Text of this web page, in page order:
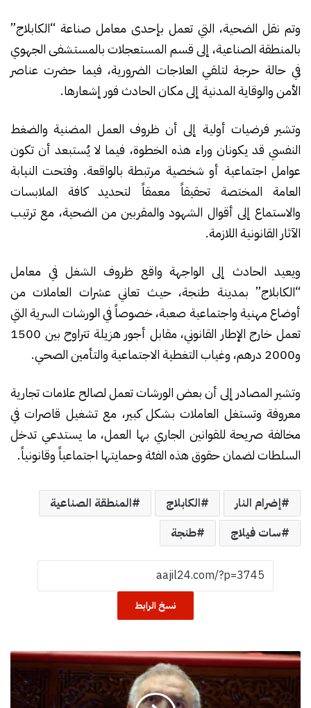
وتم نقل الضحية، التي تعمل بإحدى معامل صناعة “الكابلاج”
بالمنطقة الصناعية، إلى قسم المستعجلات بالمستشفى الجهوي
في حالة حرجة لتلقي العلاجات الضرورية، فيما حضرت عناصر
الأمن والوقاية المدنية إلى مكان الحادث فور إشعارها.
وتشير فرضيات أولية إلى أن ظروف العمل المضنية والضغط
النفسي قد يكونان وراء هذه الخطوة، فيما لا يُستبعد أن تكون
عوامل اجتماعية أو شخصية مرتبطة بالواقعة. وفتحت النيابة
العامة المختصة تحقيقاً معمقاً لتحديد كافة الملابسات
والاستماع إلى أقوال الشهود والمقربين من الضحية، مع ترتيب
الآثار القانونية اللازمة.
ويعيد الحادث إلى الواجهة واقع ظروف الشغل في معامل
“الكابلاج” بمدينة طنجة، حيث تعاني عشرات العاملات من
أوضاع مهنية واجتماعية صعبة، خصوصاً في الورشات السرية التي
تعمل خارج الإطار القانوني، مقابل أجور هزيلة تتراوح بين 1500
و2000 درهم، وغياب التغطية الاجتماعية والتأمين الصحي.
وتشير المصادر إلى أن بعض الورشات تعمل لصالح علامات تجارية
معروفة وتستغل العاملات بشكل كبير، مع تشغيل قاصرات في
مخالفة صريحة للقوانين الجاري بها العمل، ما يستدعي تدخل
السلطات لضمان حقوق هذه الفئة وحمايتها اجتماعياً وقانونياً.
إضرام النار الكابلاج
المنطقة الصناعية
سات فيلاج
طنجة
نسخ الرابط
ا
ل